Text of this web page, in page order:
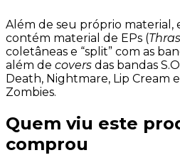
Além de seu próprio material,
contém material de EPs (
coletâneas e “split” com as
além de covers das bandas
Death, Nightmare, Lip Cream
Zombies.
Quem viu este
comprou